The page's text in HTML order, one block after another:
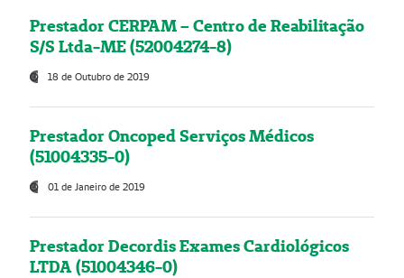
Prestador CERPAM – Centro de Reabilitação
S/S Ltda-ME (52004274-8)
18 de Outubro de 2019
Prestador Oncoped Serviços Médicos
(51004335-0)
01 de Janeiro de 2019
Prestador Decordis Exames Cardiológicos
LTDA (51004346-0)